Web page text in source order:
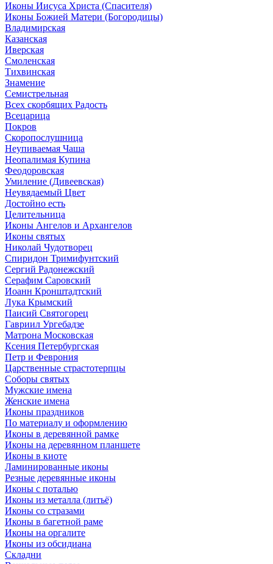
Иконы Иисуса Христа (Спасителя)
Иконы Божией Матери (Богородицы)
Владимирская
Казанская
Иверская
Смоленская
Тихвинская
Знамение
Семистрельная
Всех скорбящих Радость
Всецарица
Покров
Скоропослушница
Неупиваемая Чаша
Неопалимая Купина
Феодоровская
Умиление (Дивеевская)
Неувядаемый Цвет
Достойно есть
Целительница
Иконы Ангелов и Архангелов
Иконы святых
Николай Чудотворец
Спиридон Тримифунтский
Сергий Радонежский
Серафим Саровский
Иоанн Кронштадтский
Лука Крымский
Паисий Святогорец
Гавриил Ургебадзе
Матрона Московская
Ксения Петербургская
Петр и Феврония
Царственные страстотерпцы
Соборы святых
Мужские имена
Женские имена
Иконы праздников
По материалу и оформлению
Иконы в деревянной рамке
Иконы на деревянном планшете
Иконы в киоте
Ламинированные иконы
Резные деревянные иконы
Иконы с поталью
Иконы из металла (литьё)
Иконы со стразами
Иконы в багетной раме
Иконы на оргалите
Иконы из обсидиана
Складни